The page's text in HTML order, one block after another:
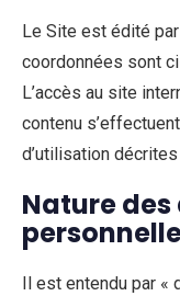
Le Site est édité
coordonnées sont
L’accès au site
contenu
d’utilisation
Nature
Il est entendu par «